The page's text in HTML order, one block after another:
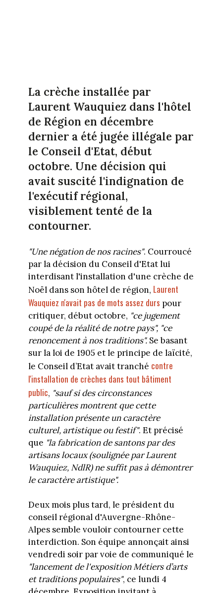
La crèche installée par
Laurent Wauquiez dans l'hôtel
de Région en décembre
dernier a été jugée illégale par
le Conseil d'Etat, début
octobre. Une décision qui
avait suscité l'indignation de
l'exécutif régional,
visiblement tenté de la
contourner.
"Une négation de nos racines". Courroucé
par la décision du Conseil d'Etat lui
interdisant l'installation d'une crèche de
Noël dans son hôtel de région, Laurent
Wauquiez n'avait pas de mots assez durs pour
critiquer, début octobre, "ce jugement
coupé de la réalité de notre pays", "ce
renoncement à nos traditions". Se basant
sur la loi de 1905 et le principe de laïcité,
le Conseil d’Etat avait tranché contre
l'installation de crèches dans tout bâtiment
public, "sauf si des circonstances
particulières montrent que cette
installation présente un caractère
culturel, artistique ou festif". Et précisé
que "la fabrication desantons par des
artisans locaux (soulignée par Laurent
Wauquiez, NdlR) ne suffit pas à démontrer
le caractère artistique".
Deux mois plus tard, le président du
conseil régional d'Auvergne-Rhône-
Alpes semble vouloir contourner cette
interdiction. Son équipe annonçait ainsi
vendredi soir par voie de communiqué le
"lancement de l'exposition Métiers d’arts
et traditions populaires", ce lundi 4